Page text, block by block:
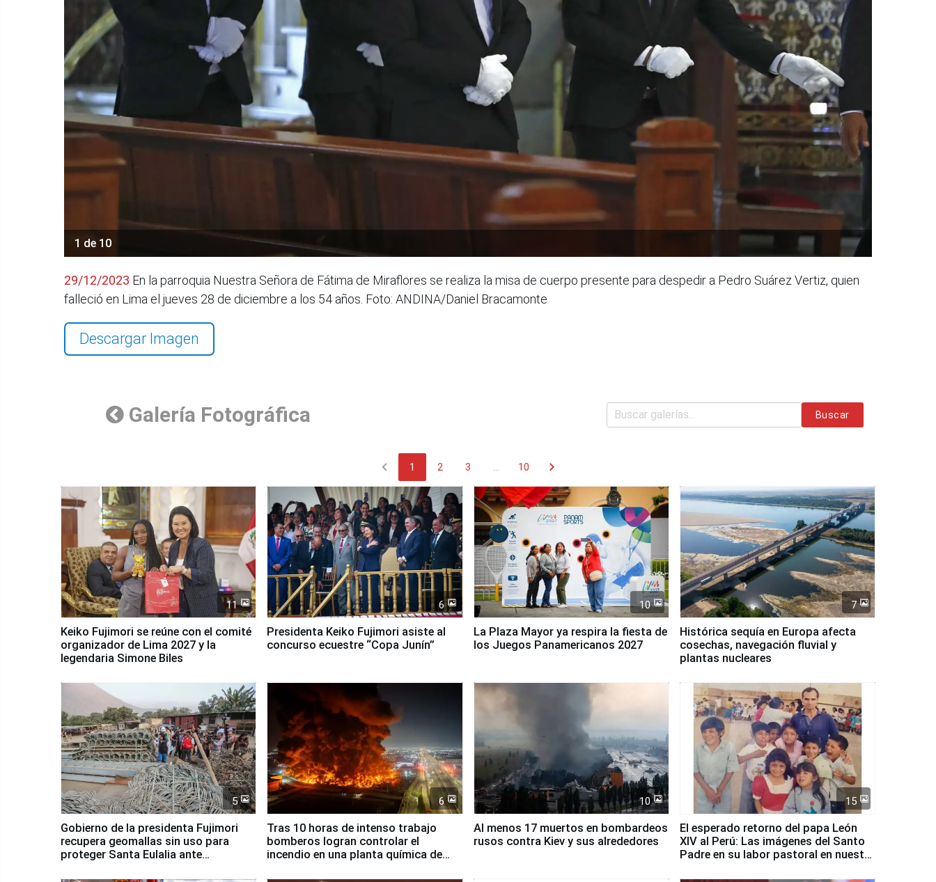
1 de 10
29/12/2023 En la parroquia Nuestra Señora de Fátima de Miraflores se realiza la misa de cuerpo presente para despedir a Pedro Suárez Vertiz, quien
falleció en Lima el jueves 28 de diciembre a los 54 años. Foto: ANDINA/Daniel Bracamonte
Descargar Imagen
Galería Fotográfica Buscar
chevron_left 1 2 3 10 chevron_right
11
Keiko Fujimori se reúne con el comité
organizador de Lima 2027 y la
legendaria Simone Biles
6
Presidenta Keiko Fujimori asiste al
concurso ecuestre “Copa Junín”
10
La Plaza Mayor ya respira la fiesta de
los Juegos Panamericanos 2027
7
Histórica sequía en Europa afecta
cosechas, navegación fluvial y
plantas nucleares
5
Gobierno de la presidenta Fujimori
recupera geomallas sin uso para
proteger Santa Eulalia ante
6
Tras 10 horas de intenso trabajo
bomberos logran controlar el
incendio en una planta química de
10
Al menos 17 muertos en bombardeos
rusos contra Kiev y sus alrededores
15
El esperado retorno del papa León
XIV al Perú: Las imágenes del Santo
Padre en su labor pastoral en nuestro